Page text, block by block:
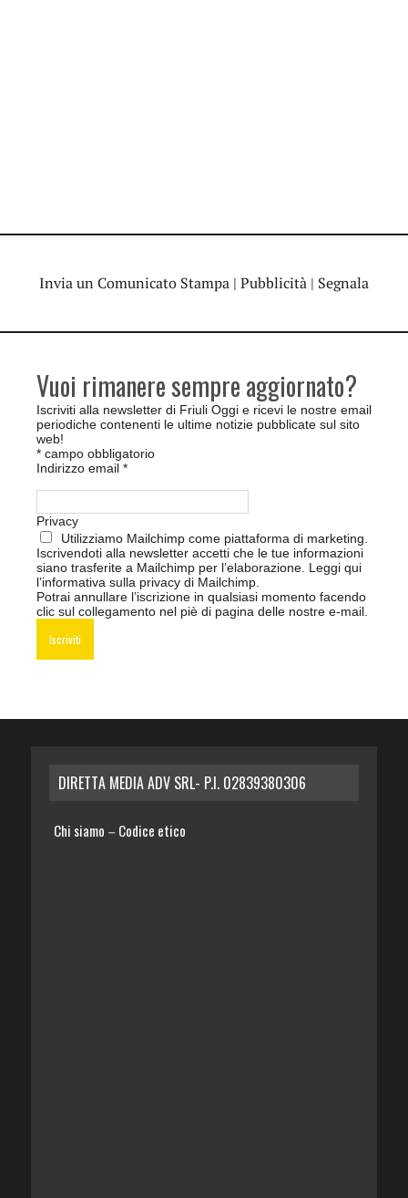
Invia un Comunicato Stampa | Pubblicità | Segnala
Vuoi rimanere sempre aggiornato?
Iscriviti alla newsletter di Friuli Oggi e ricevi le nostre email
periodiche contenenti le ultime notizie pubblicate sul sito
web!
* campo obbligatorio
Indirizzo email *
Privacy
Utilizziamo Mailchimp come piattaforma di marketing.
Iscrivendoti alla newsletter accetti che le tue informazioni
siano trasferite a Mailchimp per l’elaborazione. Leggi qui
l’informativa sulla privacy di Mailchimp
Potrai annullare l’iscrizione in qualsiasi momento facendo
clic sul collegamento nel piè di pagina delle nostre e-mail.
DIRETTA MEDIA ADV SRL- P.I. 02839380306
Chi siamo – Codice etico